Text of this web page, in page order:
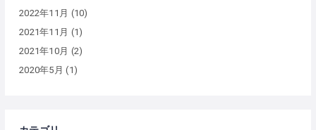
2022年11月 (10)
2021年11月 (1)
2021年10月 (2)
2020年5月 (1)